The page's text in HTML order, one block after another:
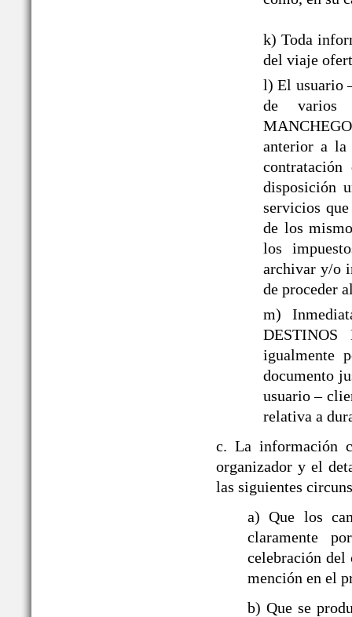
k) Toda
del viaje
l) El usuario
de varios
anterior a la
disposición
servicios
de los
los
archivar y/o
de proceder
m)
igualmente
documento
usuario –
relativa a
c. La información
organizador y el
las siguientes
a) Que los
claramente
celebración del
mención en el
b) Que se